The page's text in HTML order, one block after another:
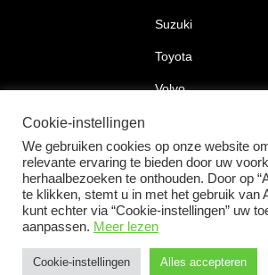
Suzuki
Toyota
Volvo
2026 © Car Lock Systems
Cookie-instellingen
We gebruiken cookies op onze website
relevante ervaring te bieden door uw
herhaalbezoeken te onthouden. Door op
te klikken, stemt u in met het gebruik van
kunt echter via “Cookie-instellingen” uw
aanpassen. Meer lezen
Cookie-instellingen Alles accepteren